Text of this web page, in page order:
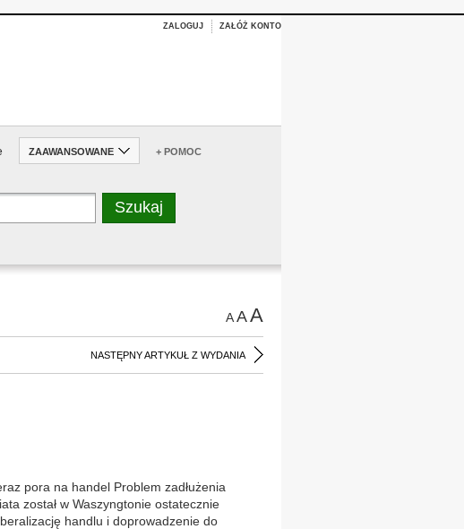
ZALOGUJ ZAŁÓŻ KONTO
ZAAWANSOWANE + POMOC
AAA
NASTĘPNY ARTYKUŁ Z WYDANIA
pora na handel Problem zadłużenia
został w Waszyngtonie ostatecznie
handlu i doprowadzenie do